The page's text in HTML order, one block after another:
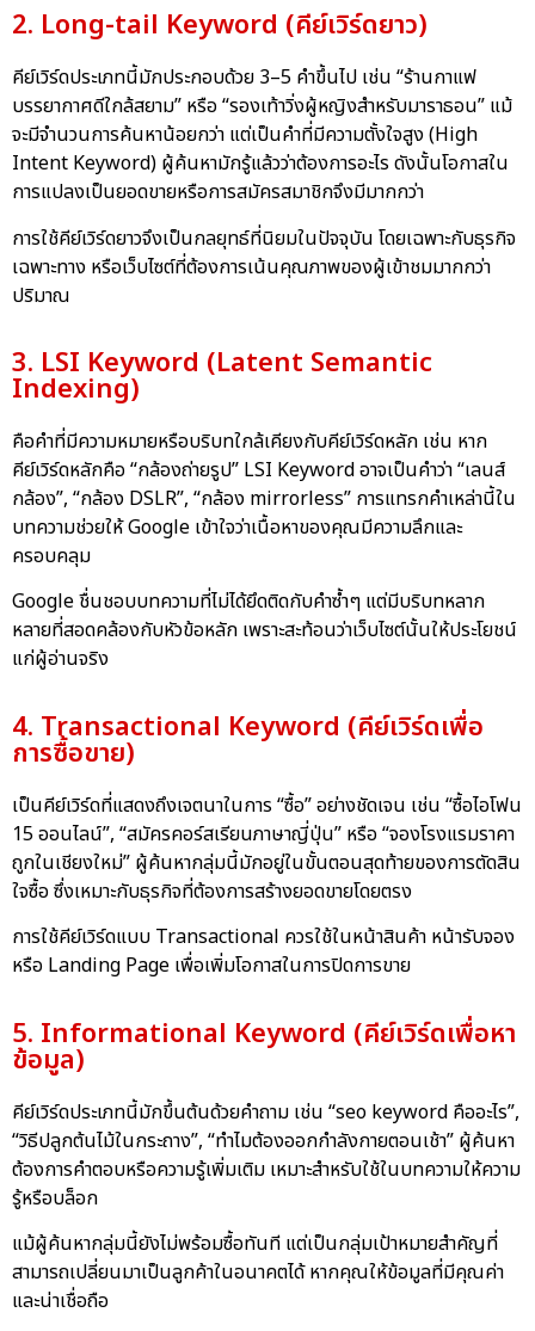
2. Long-tail Keyword (คีย์เวิร์ดยาว)
คีย์เวิร์ดประเภทนี้มักประกอบด้วย 3–5 คำขึ้นไป เช่น “ร้านกาแฟ
บรรยากาศดีใกล้สยาม” หรือ “รองเท้าวิ่งผู้หญิงสำหรับมาราธอน” แม้
จะมีจำนวนการค้นหาน้อยกว่า แต่เป็นคำที่มีความตั้งใจสูง (High
Intent Keyword) ผู้ค้นหามักรู้แล้วว่าต้องการอะไร ดังนั้นโอกาสใน
การแปลงเป็นยอดขายหรือการสมัครสมาชิกจึงมีมากกว่า
การใช้คีย์เวิร์ดยาวจึงเป็นกลยุทธ์ที่นิยมในปัจจุบัน โดยเฉพาะกับธุรกิจ
เฉพาะทาง หรือเว็บไซต์ที่ต้องการเน้นคุณภาพของผู้เข้าชมมากกว่า
ปริมาณ
3. LSI Keyword (Latent Semantic
Indexing)
คือคำที่มีความหมายหรือบริบทใกล้เคียงกับคีย์เวิร์ดหลัก เช่น หาก
คีย์เวิร์ดหลักคือ “กล้องถ่ายรูป” LSI Keyword อาจเป็นคำว่า “เลนส์
กล้อง”, “กล้อง DSLR”, “กล้อง mirrorless” การแทรกคำเหล่านี้ใน
บทความช่วยให้ Google เข้าใจว่าเนื้อหาของคุณมีความลึกและ
ครอบคลุม
Google ชื่นชอบบทความที่ไม่ได้ยึดติดกับคำซ้ำๆ แต่มีบริบทหลาก
หลายที่สอดคล้องกับหัวข้อหลัก เพราะสะท้อนว่าเว็บไซต์นั้นให้ประโยชน์
แก่ผู้อ่านจริง
4. Transactional Keyword (คีย์เวิร์ดเพื่อ
การซื้อขาย)
เป็นคีย์เวิร์ดที่แสดงถึงเจตนาในการ “ซื้อ” อย่างชัดเจน เช่น “ซื้อไอโฟน
15 ออนไลน์”, “สมัครคอร์สเรียนภาษาญี่ปุ่น” หรือ “จองโรงแรมราคา
ถูกในเชียงใหม่” ผู้ค้นหากลุ่มนี้มักอยู่ในขั้นตอนสุดท้ายของการตัดสิน
ใจซื้อ ซึ่งเหมาะกับธุรกิจที่ต้องการสร้างยอดขายโดยตรง
การใช้คีย์เวิร์ดแบบ Transactional ควรใช้ในหน้าสินค้า หน้ารับจอง
หรือ Landing Page เพื่อเพิ่มโอกาสในการปิดการขาย
5. Informational Keyword (คีย์เวิร์ดเพื่อหา
ข้อมูล)
คีย์เวิร์ดประเภทนี้มักขึ้นต้นด้วยคำถาม เช่น “seo keyword คืออะไร”,
“วิธีปลูกต้นไม้ในกระถาง”, “ทำไมต้องออกกำลังกายตอนเช้า” ผู้ค้นหา
ต้องการคำตอบหรือความรู้เพิ่มเติม เหมาะสำหรับใช้ในบทความให้ความ
รู้หรือบล็อก
แม้ผู้ค้นหากลุ่มนี้ยังไม่พร้อมซื้อทันที แต่เป็นกลุ่มเป้าหมายสำคัญที่
สามารถเปลี่ยนมาเป็นลูกค้าในอนาคตได้ หากคุณให้ข้อมูลที่มีคุณค่า
และน่าเชื่อถือ